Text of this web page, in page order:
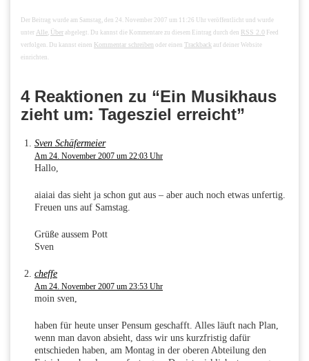
Der Beitrag wurde am Samstag, den 24. November 2007 um 11:26 Uhr veröffentlicht und wurde
unter Alle Über abgelegt. Du kannst die Kommentare zu diesem Eintrag durch den RSS 2.0 Feed
verfolgen. Du kannst einen Kommentar schreiben oder einen Trackback auf deiner Website
einrichten.
4 Reaktionen zu “Ein Musikhaus
zieht um: Tagesziel erreicht”
Sven Schäfermeier
Am 24. November 2007 um 22:03 Uhr
Hallo,
aiaiai das sieht ja schon gut aus – aber auch noch etwas unfertig.
Freuen uns auf Samstag.
Grüße aussem Pott
Sven
cheffe
Am 24. November 2007 um 23:53 Uhr
moin sven,
haben für heute unser Pensum geschafft. Alles läuft nach Plan,
wenn man davon absieht, dass wir uns kurzfristig dafür
entschieden haben, am Montag in der oberen Abteilung den